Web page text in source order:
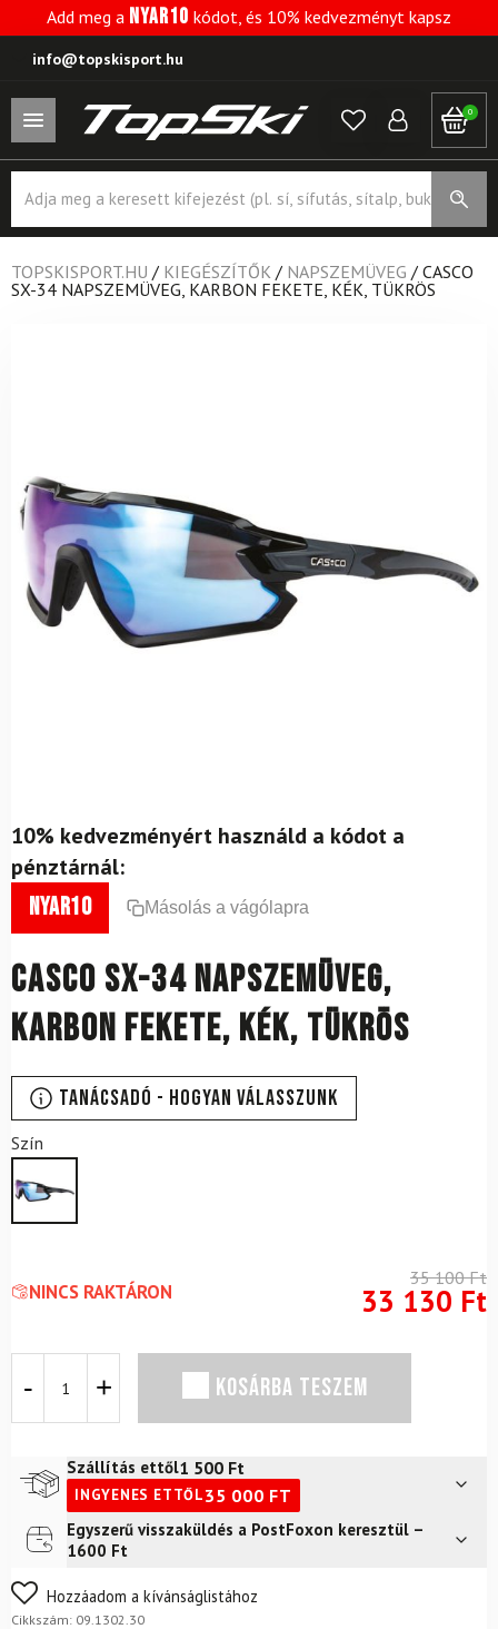
Add meg a NYAR10 kódot, és 10% kedvezményt kapsz
info@topskisport.hu
0
search
TOPSKISPORT.HU / KIEGÉSZÍTŐK / NAPSZEMÜVEG / CASCO
SX-34 NAPSZEMÜVEG, KARBON FEKETE, KÉK, TÜKRÖS
10% kedvezményért használd a kódot a
pénztárnál:
nyar10 Másolás a vágólapra
CASCO SX-34 napszemüveg,
karbon fekete, kék, tükrös
Tanácsadó - Hogyan válasszunk
Szín
NINCS RAKTÁRON
35 100Ft
33 130 Ft
SX-
fekete,
mennyiség
KOSÁRBA TESZEM
Szállítás ettől1 500 Ft
INGYENES ETTŐL35 000 FT
Futár a címre2 400
FoxPost
Egyszerű visszaküldés a PostFoxon keresztül –
1600 Ft
Nem biztos a választásában? Semmi gond – a terméket
egyszerűen visszaküldheti 14 napon belül, indoklás nélkül.
Hozzáadom a kívánságlistához
Cikkszám: 09.1302.30